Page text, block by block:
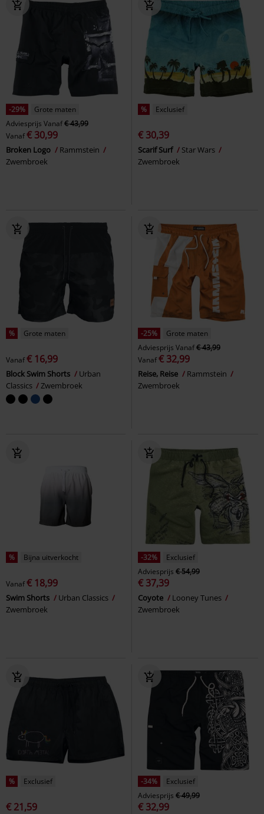
-29%
Grote maten
Adviesprijs Vanaf€ 43,99
Vanaf€ 30,99
Broken Logo
Rammstein
Zwembroek
% Exclusief
€ 30,39
Scarif Surf
Star Wars
Zwembroek
% Grote maten
Vanaf€ 16,99
Block Swim Shorts
Urban
Classics
Zwembroek
-25%
Grote maten
Adviesprijs Vanaf€ 43,99
Vanaf€ 32,99
Reise, Reise
Rammstein
Zwembroek
% Bijna uitverkocht
Vanaf€ 18,99
Swim Shorts
Urban Classics
Zwembroek
-32%
Exclusief
Adviesprijs € 54,99
€ 37,39
Coyote
Looney Tunes
Zwembroek
% Exclusief
€ 21,59
-34%
Exclusief
Adviesprijs € 49,99
€ 32,99